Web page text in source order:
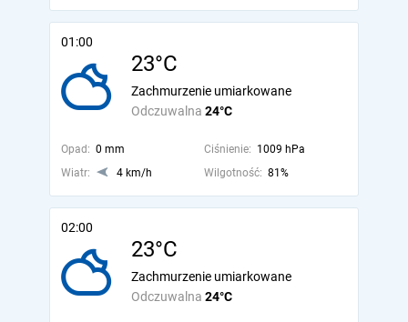
01:00
23°C
Odczuwalna 24°C
Zachmurzenie umiarkowane
Opad: 0 mm Ciśnienie: 1009 hPa
Wiatr:
4 km/h Wilgotność: 81%
02:00
23°C
Odczuwalna 24°C
Zachmurzenie umiarkowane